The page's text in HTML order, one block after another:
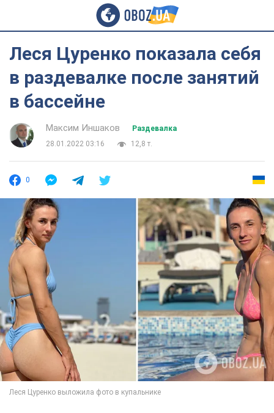
Леся Цуренко показала себя
в раздевалке после занятий
в бассейне
Максим Иншаков
Раздевалка
28.01.2022 03:16
12,8 т.
0